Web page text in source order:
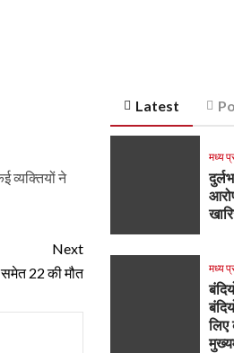
व्यक्तियों ने
Next
22 की मौत
Latest
मध्य
मध्य
लिए